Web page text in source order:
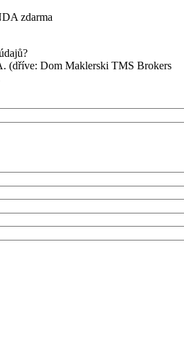
zdarma
(dříve: Dom Maklerski TMS Brokers